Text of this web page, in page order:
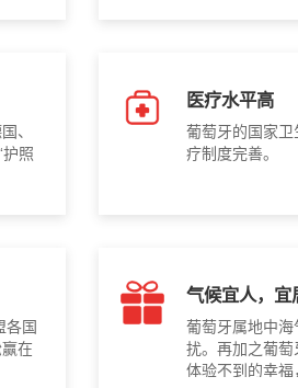
、
照
医疗水平高
葡萄牙的国家
疗制度完善。
各国
在
气候宜人，宜
葡萄牙属地中
扰。再加之葡
体验不到的幸福